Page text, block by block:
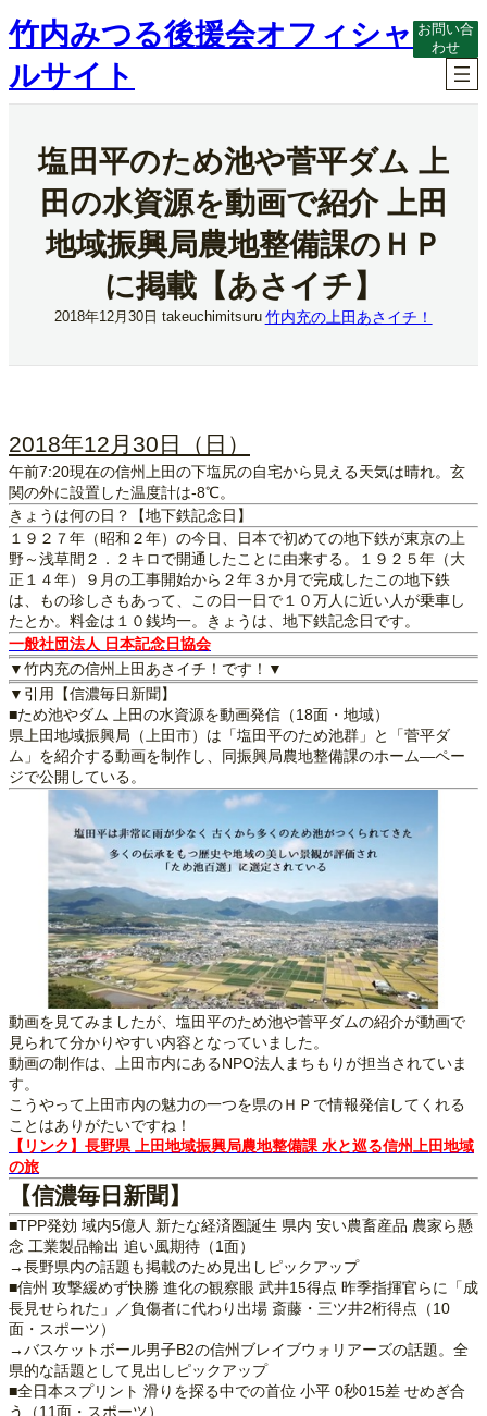
内
容
ス
キ
竹内みつる後援会オフィシャ
ルサイト
お問い合
わせ
塩田平のため池や菅平ダム 上
田の水資源を動画で紹介 上田
地域振興局農地整備課のＨＰ
に掲載【あさイチ】
2018年12月30日 takeuchimitsuru 竹内充の上田あさイチ！
2018年12月30日（日）
午前7:20現在の信州上田の下塩尻の自宅から見える天気は晴れ。玄
関の外に設置した温度計は-8℃。
きょうは何の日？【地下鉄記念日】
１９２７年（昭和２年）の今日、日本で初めての地下鉄が東京の上
野～浅草間２．２キロで開通したことに由来する。１９２５年（大
正１４年）９月の工事開始から２年３か月で完成したこの地下鉄
は、もの珍しさもあって、この日一日で１０万人に近い人が乗車し
たとか。料金は１０銭均一。きょうは、地下鉄記念日です。
一般社団法人 日本記念日協会
▼竹内充の信州上田あさイチ！です！▼
▼引用【信濃毎日新聞】
■ため池やダム 上田の水資源を動画発信（18面・地域）
県上田地域振興局（上田市）は「塩田平のため池群」と「菅平ダ
ム」を紹介する動画を制作し、同振興局農地整備課のホーム―ペー
ジで公開している。
動画を見てみましたが、塩田平のため池や菅平ダムの紹介が動画で
見られて分かりやすい内容となっていました。
動画の制作は、上田市内にあるNPO法人まちもりが担当されていま
す。
こうやって上田市内の魅力の一つを県のＨＰで情報発信してくれる
ことはありがたいですね！
【リンク】長野県 上田地域振興局農地整備課 水と巡る信州上田地域
の旅
【信濃毎日新聞】
■TPP発効 域内5億人 新たな経済圏誕生 県内 安い農畜産品 農家ら懸
念 工業製品輸出 追い風期待（1面）
→長野県内の話題も掲載のため見出しピックアップ
■信州 攻撃緩めず快勝 進化の観察眼 武井15得点 昨季指揮官らに「成
長見せられた」／負傷者に代わり出場 斎藤・三ツ井2桁得点（10
面・スポーツ）
→バスケットボール男子B2の信州ブレイブウォリアーズの話題。全
県的な話題として見出しピックアップ
■全日本スプリント 滑りを探る中での首位 小平 0秒015差 せめぎ合
う（11面・スポーツ）